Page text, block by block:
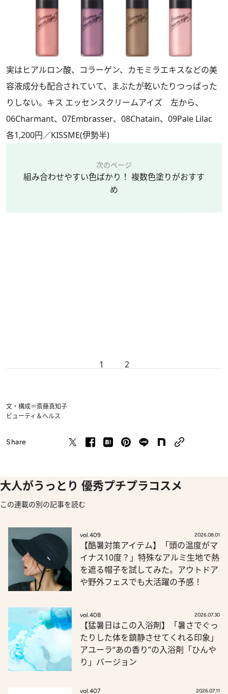
実はヒアルロン酸、コラーゲン、カモミラエキスなどの美
容液成分も配合されていて、まぶたが乾いたりつっぱった
りしない。キス エッセンスクリームアイズ 左から、
06Charmant、07Embrasser、08Chatain、09Pale Lilac
各1,200円／KISSME(伊勢半)
次のページ
組み合わせやすい色ばかり！ 複数色塗りがおすす
め
1 2
文・構成＝斎藤真知子
ビューティ＆ヘルス
Share
大人がうっとり 優秀プチプラコスメ
この連載の別の記事を読む
vol.409 2026.08.01
【酷暑対策アイテム】「頭の温度がマ
イナス10度？」特殊なアルミ生地で熱
を遮る帽子を試してみた。アウトドア
や野外フェスでも大活躍の予感！
vol.408 2026.07.30
【猛暑日はこの入浴剤】「暑さでぐっ
たりした体を鎮静させてくれる印象」
アユーラ“あの香り”の入浴剤「ひんや
り」バージョン
vol.407 2026.07.11